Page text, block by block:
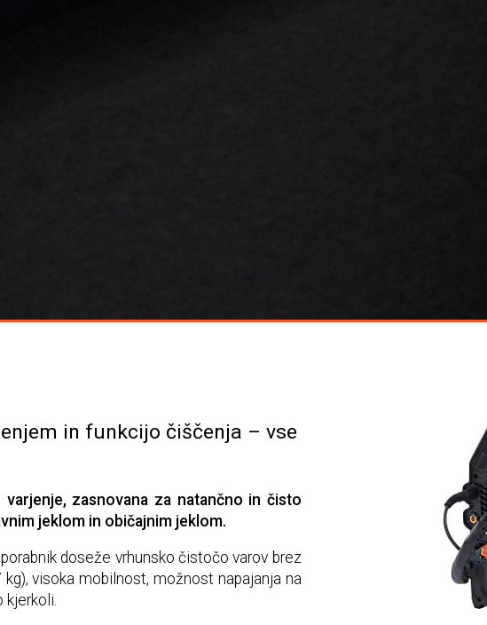
in funkcijo čiščenja – vse
zasnovana za natančno in čisto
jeklom in običajnim jeklom.
doseže vrhunsko čistočo varov brez
visoka mobilnost, možnost napajanja na
kjerkoli.